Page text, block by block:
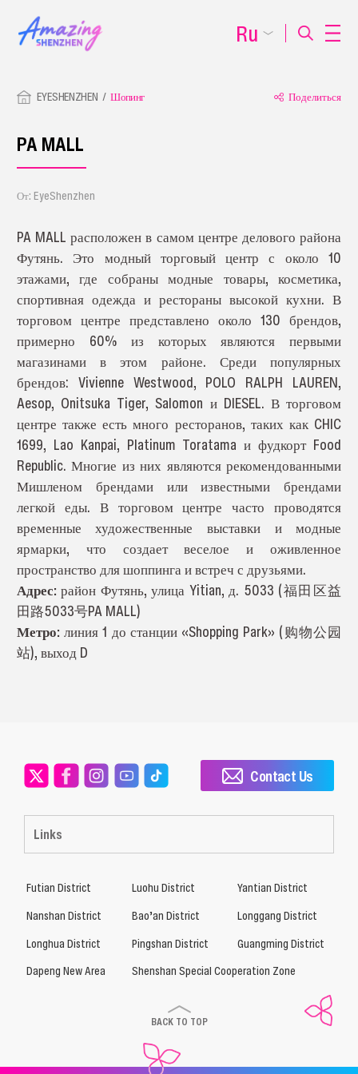
EYESHENZHEN Шопинг Поделиться
PA MALL
От: EyeShenzhen
PA MALL расположен в самом центре делового района
Футянь. Это модный торговый центр с около 10
этажами, где собраны модные товары, косметика,
спортивная одежда и рестораны высокой кухни. В
торговом центре представлено около 130 брендов,
примерно 60% из которых являются первыми
магазинами в этом районе. Среди популярных
брендов: Vivienne Westwood, POLO RALPH LAUREN,
Aesop, Onitsuka Tiger, Salomon и DIESEL. В торговом
центре также есть много ресторанов, таких как CHIC
1699, Lao Kanpai, Platinum Toratama и фудкорт Food
Republic. Многие из них являются рекомендованными
Мишленом брендами или известными брендами
легкой еды. В торговом центре часто проводятся
временные художественные выставки и модные
ярмарки, что создает веселое и оживленное
пространство для шоппинга и встреч с друзьями.
Адрес:район Футянь, улица Yitian, д. 5033 (福田区益
田路5033号PA MALL)
Метро:линия 1 до станции «Shopping Park» (购物公园
站), выход D
Ru
Links
Contact Us
Futian District Luohu District
Yantian District
Nanshan District
Bao’an District
Longgang District
Longhua District
Pingshan District
Guangming District
Dapeng New Area
Shenshan Special Cooperation Zone
BACK TO TOP